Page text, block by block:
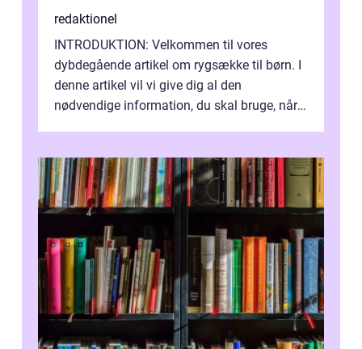
redaktionel
INTRODUKTION: Velkommen til vores
dybdegående artikel om rygsække til børn. I
denne artikel vil vi give dig al den
nødvendige information, du skal bruge, når